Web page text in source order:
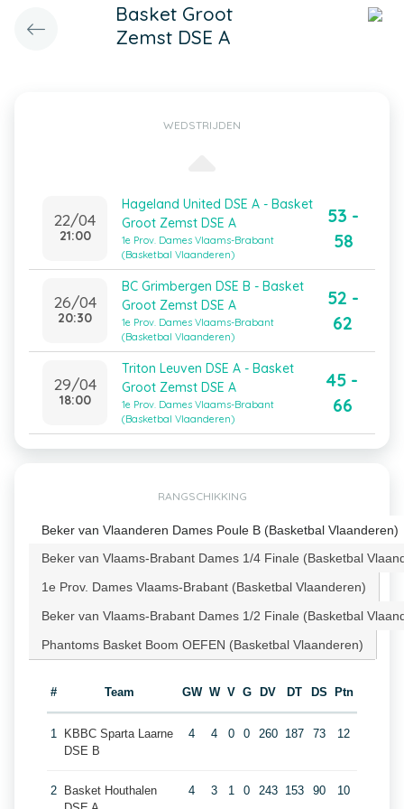
Basket Groot
Zemst DSE A
WEDSTRIJDEN
22/04
21:00
Hageland United DSE A - Basket
Groot Zemst DSE A
1e Prov. Dames Vlaams-Brabant
(Basketbal Vlaanderen)
53 -
58
26/04
20:30
BC Grimbergen DSE B - Basket
Groot Zemst DSE A
1e Prov. Dames Vlaams-Brabant
(Basketbal Vlaanderen)
52 -
62
29/04
18:00
Triton Leuven DSE A - Basket
Groot Zemst DSE A
1e Prov. Dames Vlaams-Brabant
(Basketbal Vlaanderen)
45 -
66
RANGSCHIKKING
Beker van Vlaanderen Dames Poule B (Basketbal Vlaanderen)
Beker van Vlaams-Brabant Dames 1/4 Finale (Basketbal
1e Prov. Dames Vlaams-Brabant (Basketbal Vlaanderen)
Beker van Vlaams-Brabant Dames 1/2 Finale (Basketbal
Phantoms Basket Boom OEFEN (Basketbal Vlaanderen)
# Team GW W V G DV DT DS Ptn
1
KBBC Sparta Laarne
DSE B
4 4 0 0 260 187 73 12
2
Basket Houthalen
4 3 1 0 243 153 90 10